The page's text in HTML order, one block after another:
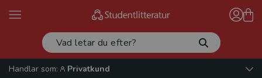
Handlar som:
Privatkund